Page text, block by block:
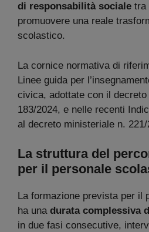
di responsabilità sociale tra
promuovere una reale
scolastico.
La cornice normativa di
Linee guida per
civica, adottate con il
183/2024, e nelle recenti
al decreto ministeriale n. 221/
La struttura del
per il personale
La formazione prevista per il
ha una durata complessiva
in due fasi consecutive,